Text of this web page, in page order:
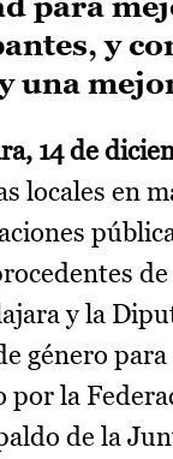
y
una
14 de
locales en
y la
género
por la
de la